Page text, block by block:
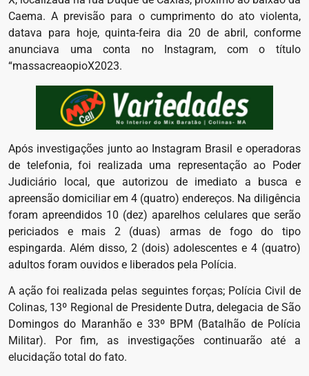
Caema. A previsão para o cumprimento do ato violenta,
datava para hoje, quinta-feira dia 20 de abril, conforme
anunciava uma conta no Instagram, com o título
“massacreaopioX2023.
Após investigações junto ao Instagram Brasil e operadoras
de telefonia, foi realizada uma representação ao Poder
Judiciário local, que autorizou de imediato a busca e
apreensão domiciliar em 4 (quatro) endereços. Na diligência
foram apreendidos 10 (dez) aparelhos celulares que serão
periciados e mais 2 (duas) armas de fogo do tipo
espingarda. Além disso, 2 (dois) adolescentes e 4 (quatro)
adultos foram ouvidos e liberados pela Polícia.
A ação foi realizada pelas seguintes forças; Polícia Civil de
Colinas, 13º Regional de Presidente Dutra, delegacia de São
Domingos do Maranhão e 33º BPM (Batalhão de Polícia
Militar). Por fim, as investigações continuarão até a
elucidação total do fato.